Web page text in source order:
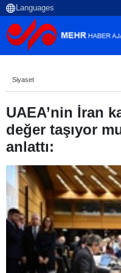
Siyaset
UAEA’nin İran
değer taşıyor
anlattı: